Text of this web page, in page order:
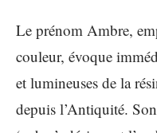
Le prénom Ambre,
couleur, évoque
et lumineuses de la
depuis l’Antiquité.